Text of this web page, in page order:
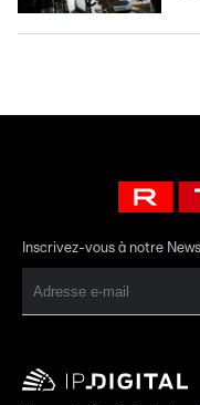
Inscrivez-vous à notre